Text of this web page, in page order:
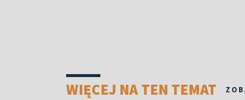
WIĘCEJ NA TEN TEMAT